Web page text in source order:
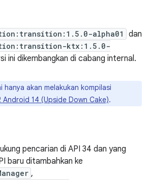
alpha01 dan
ktx:1.5.0-
ini dikembangkan di cabang internal.
hanya akan melakukan kompilasi
Android 14 (Upside Down Cake).
pencarian di API 34 dan yang
baru ditambahkan ke
,